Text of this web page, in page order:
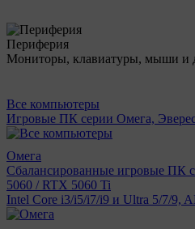
Периферия
Мониторы, клавиатуры, мыши и
Все компьютеры
Игровые ПК серии Омега,
Омега
Сбалансированные игровые ПК
5060 / RTX 5060 Ti
Intel Core i3/i5/i7/i9 и Ultra 5/7/9,